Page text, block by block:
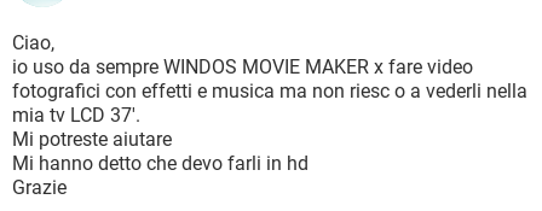
TIKTOK
HARDWARE
INSTAGRAM
TIKTOK FACEBOOK
HARDWARE
INTRATTENIMENTO
iOS
INSTAGRAM WHATSAPP
TIKTOK
HARDWARE
COVID-19
INTRATTENIMENTO ANDROID
iOS
INSTAGRAM WHATSAPP
TIKTOK
Ciao,
io uso da sempre WINDOS MOVIE MAKER x fare video
fotografici con effetti e musica ma non riesc o a vederli nella
mia tv LCD 37'.
Mi potreste aiutare
Mi hanno detto che devo farli in hd
Grazie